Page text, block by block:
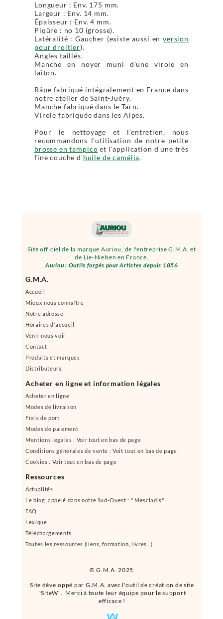
© G.M.A. 2025
Site officiel de la marque Auriou, de l'entreprise G.M.A. et
de Lie-Nielsen en France.
Auriou : Outils forgés pour Artistes depuis 1856
Site développé par G.M.A. avec l'outil de création de site
"SiteW". Merci à toute leur équipe pour le support
efficace !
G.M.A.
Accueil
Mieux nous connaître
Notre adresse
Horaires d'accueil
Venir nous voir
Contact
Produits et marques
Distributeurs
Acheter en ligne et information légales
Acheter en ligne
Modes de livraison
Frais de port
Modes de paiement
Mentions légales : Voir tout en bas de page
Conditions générales de vente : Voit tout en bas de page
Cookies : Voir tout en bas de page
Ressources
Actualités
Le blog, appelé dans notre Sud-Ouest : " Mescladis"
FAQ
Lexique
Téléchargements
Toutes les ressources (liens, formation, livres...)
Longueur : Env. 175 mm.
Largeur : Env. 14 mm.
Épaisseur : Env. 4 mm.
Piqûre : no 10 (grosse).
Latéralité : Gaucher (existe aussi enversion
pour droitier).
Angles taillés.
Manche en noyer muni d'une virole en
laiton.
Râpe fabriqué intégralement en France dans
notre atelier de Saint-Juéry.
Manche fabriqué dans le Tarn.
Virole fabriquée dans les Alpes.
Pour le nettoyage et l'entretien, nous
recommandons l'utilisation de notre petite
brosse en tampico et l'application d'une très
fine couche d'huile de camélia.